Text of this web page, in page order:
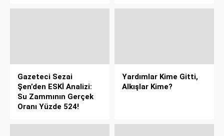
Gazeteci Sezai
Şen’den ESKİ Analizi:
Su Zammının Gerçek
Oranı Yüzde 524!
Yardımlar Kime Gitti,
Alkışlar Kime?